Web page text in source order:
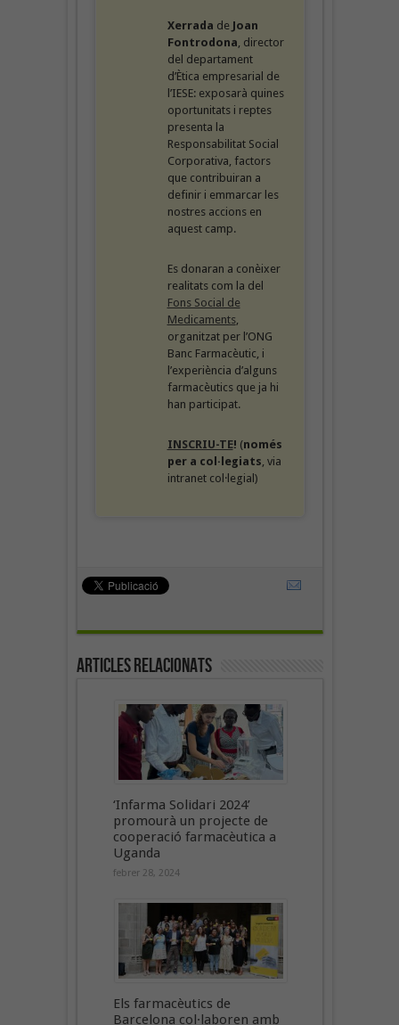
Xerrada deJoan
Fontrodona , director
del departament
d’Ètica empresarial de
l’IESE: exposarà quines
oportunitats i reptes
presenta la
Responsabilitat Social
Corporativa, factors
que contribuiran a
definir i emmarcar les
nostres accions en
aquest camp.
Es donaran a conèixer
realitats com la del
Fons Social de
Medicaments,
organitzat per l’ONG
Banc Farmacèutic, i
l’experiència d’alguns
farmacèutics que ja hi
han participat.
INSCRIU-TE! (només
per a col·legiats , via
intranet col·legial)
Articles Relacionats
‘Infarma Solidari 2024’
promourà un projecte de
cooperació farmacèutica a
Uganda
febrer 28, 2024
Els farmacèutics de
Barcelona col·laboren amb